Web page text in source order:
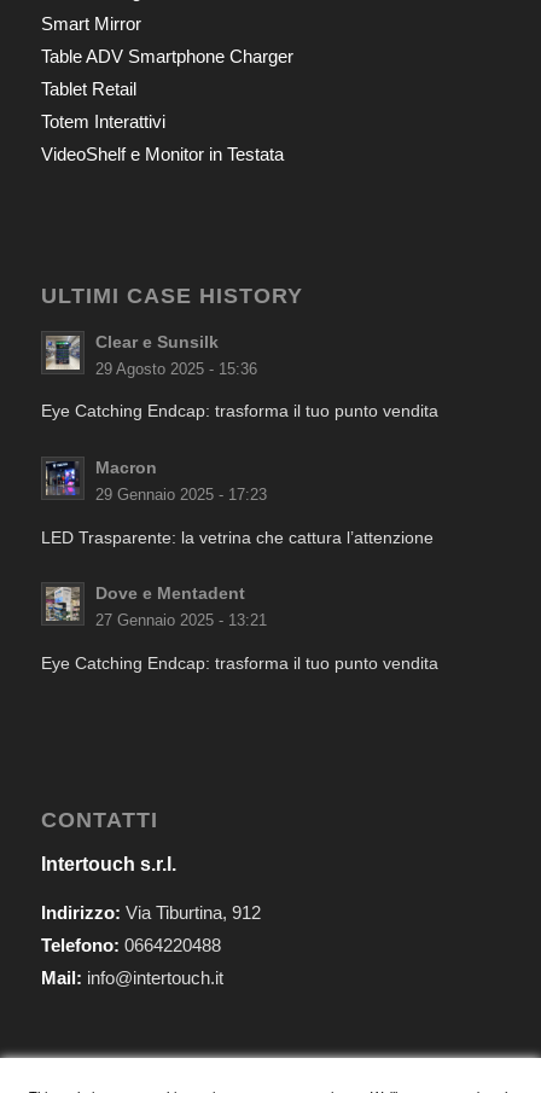
Smart Mirror
Table ADV Smartphone Charger
Tablet Retail
Totem Interattivi
VideoShelf e Monitor in Testata
ULTIMI CASE HISTORY
Clear e Sunsilk
29 Agosto 2025 - 15:36
Eye Catching Endcap: trasforma il tuo punto vendita
Macron
29 Gennaio 2025 - 17:23
LED Trasparente: la vetrina che cattura l’attenzione
Dove e Mentadent
27 Gennaio 2025 - 13:21
Eye Catching Endcap: trasforma il tuo punto vendita
CONTATTI
Intertouch s.r.l.
Indirizzo: Via Tiburtina, 912
Telefono: 0664220488
Mail: info@intertouch.it